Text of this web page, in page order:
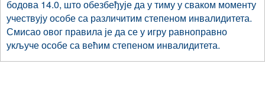
бодова 14.0, што обезбеђује да у тиму у сваком моменту
учествују особе са различитим степеном инвалидитета.
Смисао овог правила је да се у игру равноправно
укључе особе са већим степеном инвалидитета.